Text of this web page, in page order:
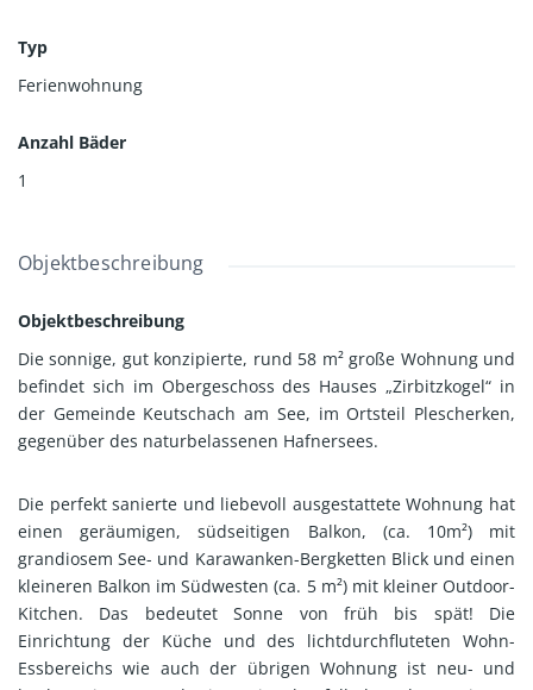
Typ
Ferienwohnung
Anzahl Bäder
1
Objektbeschreibung
Objektbeschreibung
Die sonnige, gut konzipierte, rund 58 m² große Wohnung und
befindet sich im Obergeschoss des Hauses „Zirbitzkogel“ in
der Gemeinde Keutschach am See, im Ortsteil Plescherken,
gegenüber des naturbelassenen Hafnersees.
Die perfekt sanierte und liebevoll ausgestattete Wohnung hat
einen geräumigen, südseitigen Balkon, (ca. 10m²) mit
grandiosem See- und Karawanken-Bergketten Blick und einen
kleineren Balkon im Südwesten (ca. 5 m²) mit kleiner Outdoor-
Kitchen. Das bedeutet Sonne von früh bis spät! Die
Einrichtung der Küche und des lichtdurchfluteten Wohn-
Essbereichs wie auch der übrigen Wohnung ist neu- und